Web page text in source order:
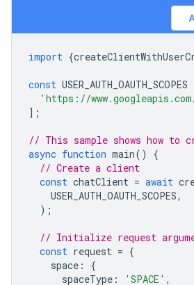
import {
const USER_AUTH_OAUTH_SCOPES
'https://
];
// This sample shows how to
async function main()
{
// Create a client
const chatClient = await
USER_AUTH_OAUTH_SCOPES,
);
// Initialize request
const request = {
space :
{
spaceType : 'SPACE' ,